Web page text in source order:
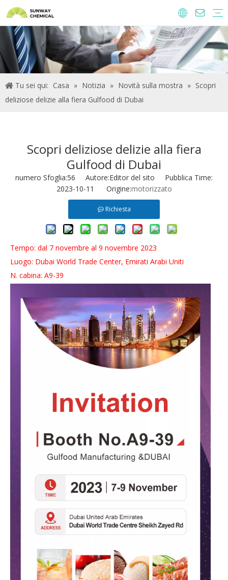
Tu sei qui: Casa » Notizia » Novità sulla mostra » Scopri
deliziose delizie alla fiera Gulfood di Dubai
Scopri deliziose delizie alla fiera
Gulfood di Dubai
numero Sfoglia:56 Autore:Editor del sito Pubblica Time:
2023-10-11 Origine:motorizzato
Richiesta
Tempo: dal 7 novembre al 9 novembre 2023
Luogo: Dubai World Trade Center, Emirati Arabi Uniti
N. cabina: A9-39